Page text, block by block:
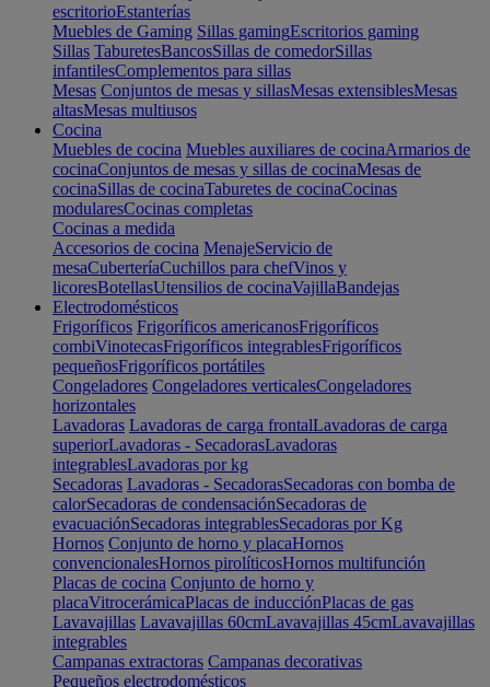
escritorioEstanterías
Muebles de Gaming Sillas gamingEscritorios gaming
Sillas TaburetesBancosSillas de comedorSillas
infantilesComplementos para sillas
Mesas Conjuntos de mesas y sillasMesas extensiblesMesas
altasMesas multiusos
Cocina
Muebles de cocina Muebles auxiliares de cocinaArmarios de
cocinaConjuntos de mesas y sillas de cocinaMesas de
cocinaSillas de cocinaTaburetes de cocinaCocinas
modularesCocinas completas
Cocinas a medida
Accesorios de cocina MenajeServicio de
mesaCuberteríaCuchillos para chefVinos y
licoresBotellasUtensilios de cocinaVajillaBandejas
Electrodomésticos
Frigoríficos Frigoríficos americanosFrigoríficos
combiVinotecasFrigoríficos integrablesFrigoríficos
pequeñosFrigoríficos portátiles
Congeladores Congeladores verticalesCongeladores
horizontales
Lavadoras Lavadoras de carga frontalLavadoras de carga
superiorLavadoras - SecadorasLavadoras
integrablesLavadoras por kg
Secadoras Lavadoras - SecadorasSecadoras con bomba de
calorSecadoras de condensaciónSecadoras de
evacuaciónSecadoras integrablesSecadoras por Kg
Hornos Conjunto de horno y placaHornos
convencionalesHornos pirolíticosHornos multifunción
Placas de cocina Conjunto de horno y
placaVitrocerámicaPlacas de inducciónPlacas de gas
Lavavajillas Lavavajillas 60cmLavavajillas 45cmLavavajillas
integrables
Campanas extractoras Campanas decorativas
Pequeños electrodomésticos